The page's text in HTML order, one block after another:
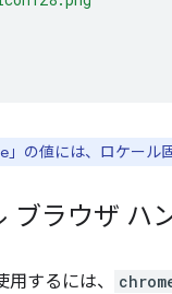
」の値には、ロケール
ブラウザ ハ
用するには、